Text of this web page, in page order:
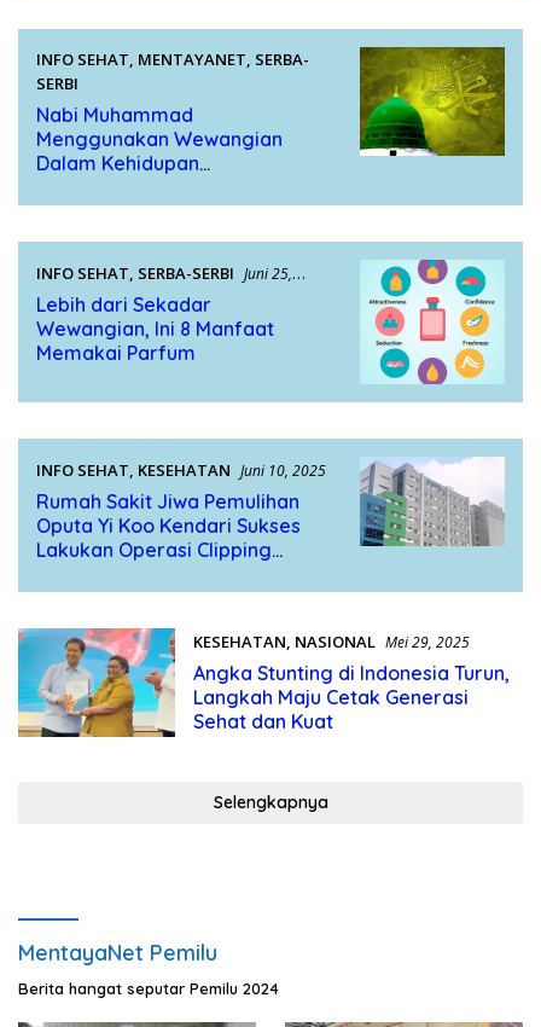
INFO SEHAT, MENTAYANET, SERBA-
SERBI
Juni 25, 2025
Nabi Muhammad
Menggunakan Wewangian
Dalam Kehidupan
INFO SEHAT, SERBA-SERBI Juni 25,
2025
Lebih dari Sekadar
Wewangian, Ini 8 Manfaat
Memakai Parfum
INFO SEHAT, KESEHATAN Juni 10, 2025
Rumah Sakit Jiwa Pemulihan
Oputa Yi Koo Kendari Sukses
Lakukan Operasi Clipping
KESEHATAN, NASIONAL Mei 29, 2025
Angka Stunting di Indonesia Turun,
Langkah Maju Cetak Generasi
Sehat dan Kuat
Selengkapnya
MentayaNet Pemilu
Berita hangat seputar Pemilu 2024